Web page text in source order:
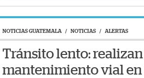
NOTICIAS GUATEMALA / NOTICIAS / ALERTAS
Tránsito lento:
mantenimiento vial en